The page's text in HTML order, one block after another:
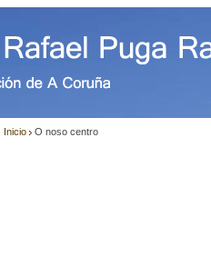
Inicio O noso centro